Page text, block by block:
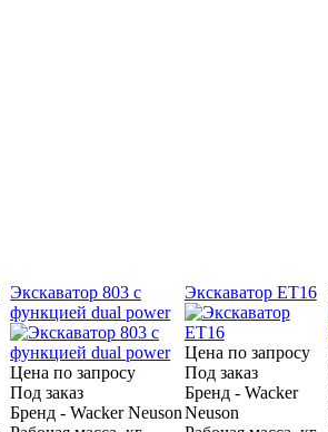
Экскаватор 803 с
функцией dual power
Цена по запросу
Под заказ
Бренд - Wacker Neuson
Экскаватор ET16
Цена по запросу
Под заказ
Бренд - Wacker
Neuson